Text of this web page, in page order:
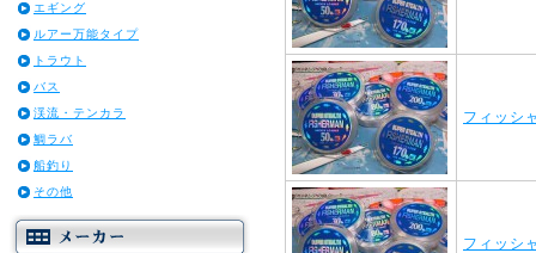
エギング
ルアー万能タイプ
トラウト
バス
渓流・テンカラ
鯛ラバ
船釣り
その他
フィッシ
フィッシ